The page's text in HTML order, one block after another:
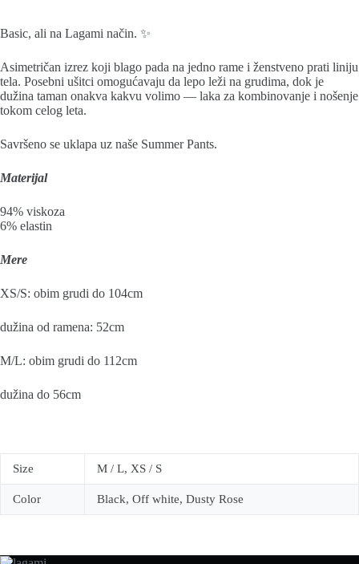
Basic, ali na Lagami način. ✨
Asimetričan izrez koji blago pada na jedno rame i ženstveno prati liniju
tela. Posebni ušitci omogućavaju da lepo leži na grudima, dok je
dužina taman onakva kakvu volimo — laka za kombinovanje i nošenje
tokom celog leta.
Savršeno se uklapa uz naše Summer Pants.
Materijal
94% viskoza
6% elastin
Mere
XS/S: obim grudi do 104cm
dužina od ramena: 52cm
M/L: obim grudi do 112cm
dužina do 56cm
Size M / L, XS / S
Color Black, Off white, Dusty Rose